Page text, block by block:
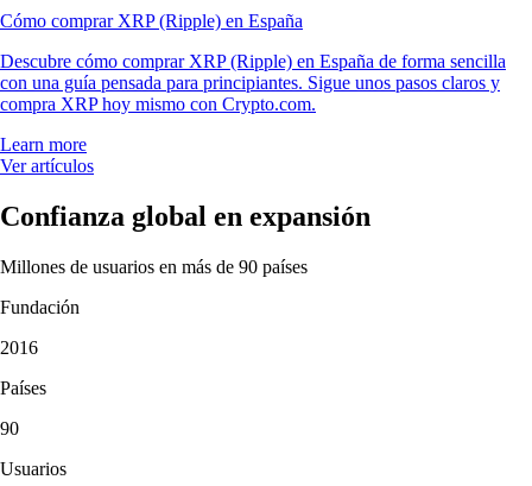
Cómo comprar XRP (Ripple) en España
Descubre cómo comprar XRP (Ripple) en España de forma sencilla
con una guía pensada para principiantes. Sigue unos pasos claros y
compra XRP hoy mismo con Crypto.com.
Learn more
Ver artículos
Confianza global en expansión
Millones de usuarios en más de 90 países
Fundación
2016
Países
90
Usuarios